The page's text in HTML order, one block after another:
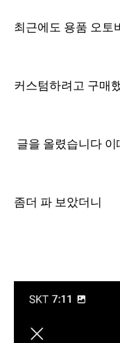
최근에도 용품 오토
커스텀하려고 구매
글을 올렸습니다
좀더 파 보았더니